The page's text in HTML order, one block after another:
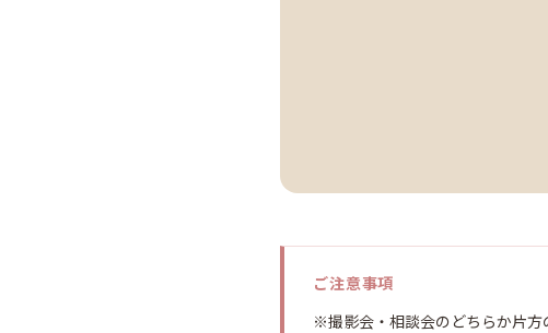
ご注意事項
※撮影会・相談会のどちらか片方